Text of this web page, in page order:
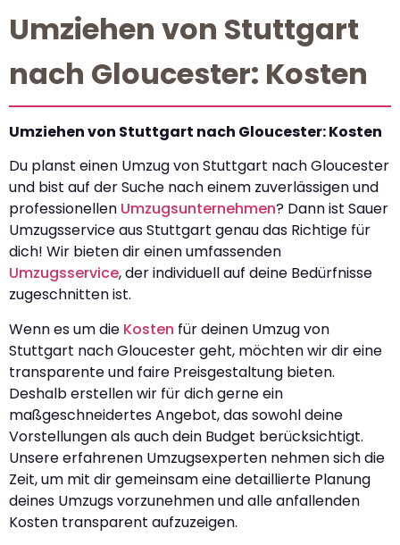
Umziehen von Stuttgart
nach Gloucester: Kosten
Umziehen von Stuttgart nach Gloucester: Kosten
Du planst einen Umzug von Stuttgart nach Gloucester
und bist auf der Suche nach einem zuverlässigen und
professionellen Umzugsunternehmen? Dann ist Sauer
Umzugsservice aus Stuttgart genau das Richtige für
dich! Wir bieten dir einen umfassenden
Umzugsservice, der individuell auf deine Bedürfnisse
zugeschnitten ist.
Wenn es um die Kosten für deinen Umzug von
Stuttgart nach Gloucester geht, möchten wir dir eine
transparente und faire Preisgestaltung bieten.
Deshalb erstellen wir für dich gerne ein
maßgeschneidertes Angebot, das sowohl deine
Vorstellungen als auch dein Budget berücksichtigt.
Unsere erfahrenen Umzugsexperten nehmen sich die
Zeit, um mit dir gemeinsam eine detaillierte Planung
deines Umzugs vorzunehmen und alle anfallenden
Kosten transparent aufzuzeigen.